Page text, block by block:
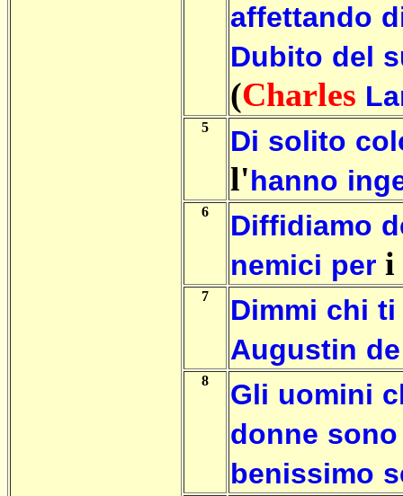
affettando
Dubito del
(Charles
5 Di solito
l'hanno
6 Diffidiamo
nemici per i
7 Dimmi chi ti
Augustin de
8 Gli uomini
donne sono
benissimo